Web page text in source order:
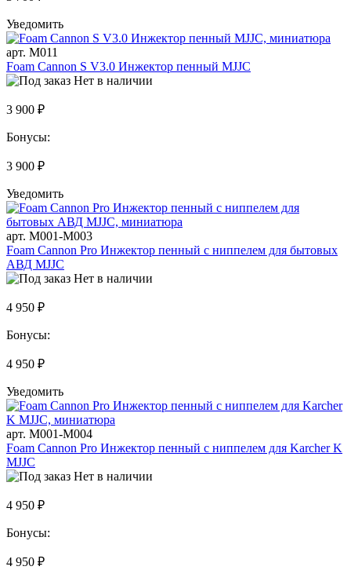
Уведомить
арт. M011
Foam Cannon S V3.0 Инжектор пенный MJJC
Нет в наличии
3 900 ₽
Бонусы:
3 900 ₽
Уведомить
арт. M001-M003
Foam Cannon Pro Инжектор пенный с ниппелем для бытовых
АВД MJJC
Нет в наличии
4 950 ₽
Бонусы:
4 950 ₽
Уведомить
арт. M001-M004
Foam Cannon Pro Инжектор пенный с ниппелем для Karcher K
MJJC
Нет в наличии
4 950 ₽
Бонусы:
4 950 ₽